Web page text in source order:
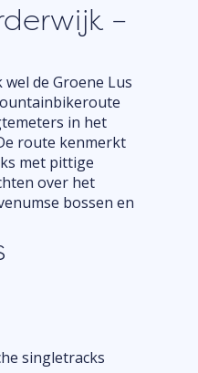
–
de Groene Lus
in het
route kenmerkt
met pittige
over het
bossen en
singletracks